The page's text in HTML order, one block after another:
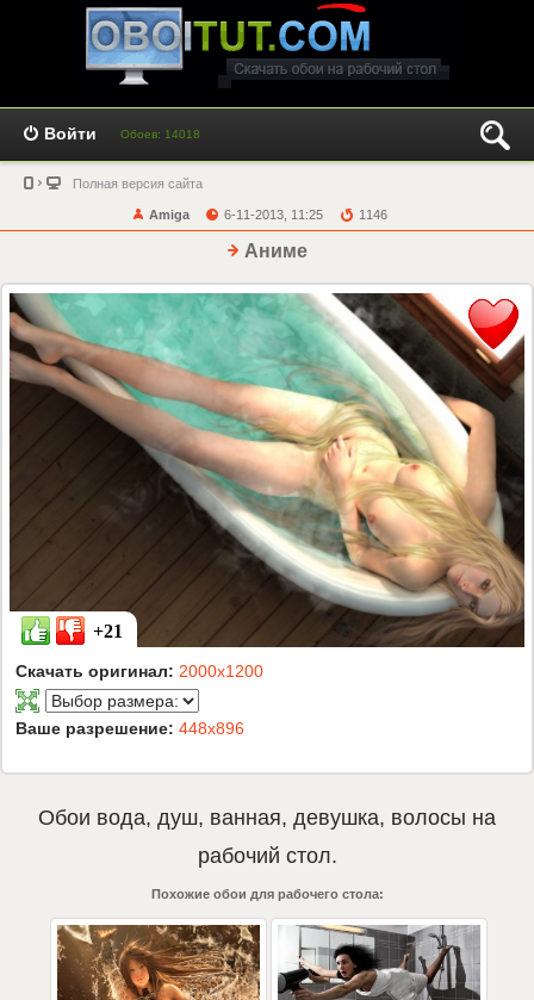
Войти Обоев: 14018
Полная версия сайта
Amiga 6-11-2013, 11:25 1146
Аниме
+21
Скачать оригинал: 2000x1200
Ваше разрешение: 448x896
Обои вода, душ, ванная, девушка, волосы на
рабочий стол.
Похожие обои для рабочего стола: